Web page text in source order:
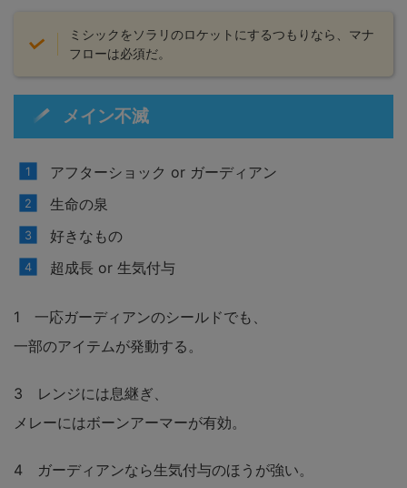
ミシックをソラリのロケットにするつもりなら、マナ
フローは必須だ。
メイン不滅
アフターショック or ガーディアン
生命の泉
好きなもの
超成長 or 生気付与
1 一応ガーディアンのシールドでも、
一部のアイテムが発動する。
3 レンジには息継ぎ、
メレーにはボーンアーマーが有効。
4 ガーディアンなら生気付与のほうが強い。